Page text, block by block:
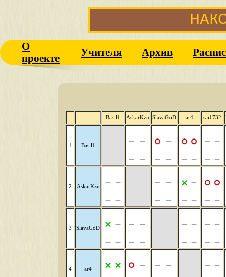
О
проекте
Учителя Архив
Basil1 AskarKzn SlavaGoD ar4 sai1732
1 Basil1
2 AskarKzn
3 SlavaGoD
4 ar4